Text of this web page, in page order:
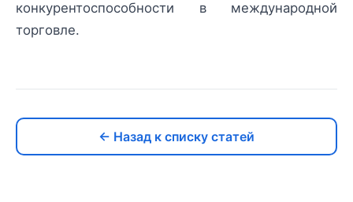
конкурентоспособности в международной
торговле.
← Назад к списку статей